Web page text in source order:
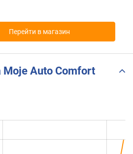
Перейти в магазин
Moje Auto Comfort